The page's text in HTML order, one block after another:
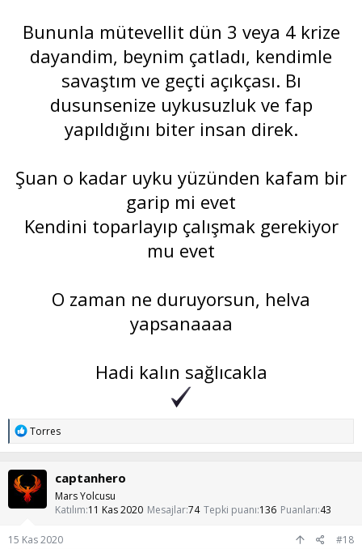
Bununla mütevellit dün 3 veya 4 krize
dayandim, beynim çatladı, kendimle
savaştım ve geçti açıkçası. Bı
dusunsenize uykusuzluk ve fap
yapıldığını biter insan direk.
Şuan o kadar uyku yüzünden kafam bir
garip mi evet
Kendini toparlayıp çalışmak gerekiyor
mu evet
O zaman ne duruyorsun, helva
yapsanaaaa
Hadi kalın sağlıcakla
T
p
k
l
e
Torres
captanhero
Mars Yolcusu
Katılım 11 Kas 2020 Mesajlar74 Tepki puanı 136 Puanları 43
15 Kas 2020 #18